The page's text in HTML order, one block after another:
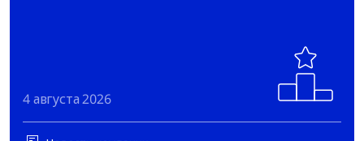
4 августа 2026